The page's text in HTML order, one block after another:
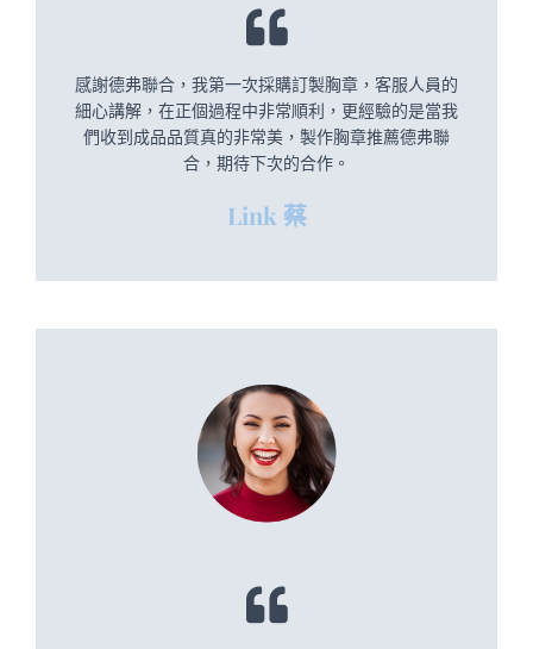
感謝德弗聯合，我第一次採購訂製胸章，客服人員的
細心講解，在正個過程中非常順利，更經驗的是當我
們收到成品品質真的非常美，製作胸章推薦德弗聯
合，期待下次的合作。
Link 蔡